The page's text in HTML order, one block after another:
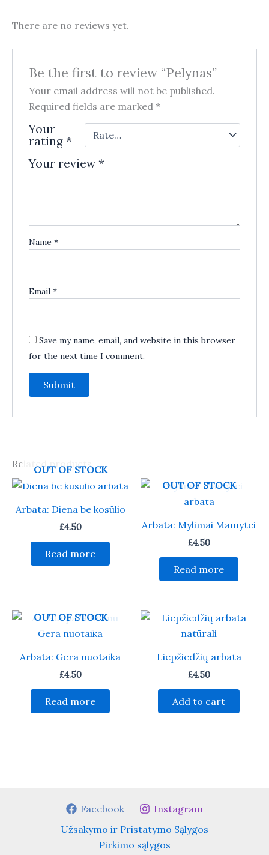
There are no reviews yet.
Be the first to review “Pelynas”
Your email address will not be published.
Required fields are marked *
Your
rating *
Your review*
Name *
Email *
Save my name, email, and website in this browser
for the next time I comment.
Related products
OUT OF STOCK
Arbata: Diena be kosūlio
£4.50
Read more
OUT OF STOCK
Arbata: Mylimai Mamytei
£4.50
Read more
OUT OF STOCK
Arbata: Gera nuotaika
£4.50
Read more
Liepžiedžių arbata
£4.50
Add to cart
Facebook
Instagram
Užsakymo ir Pristatymo Sąlygos
Pirkimo sąlygos